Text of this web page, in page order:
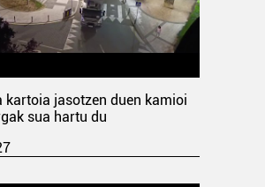
kartoia jasotzen duen kamioi
sua hartu du